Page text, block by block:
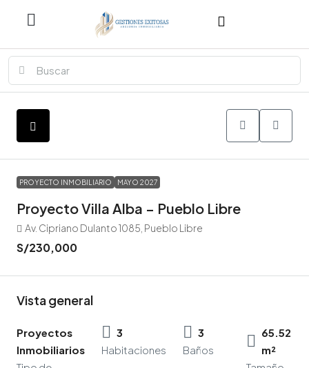
PROYECTO INMOBILIARIO MAYO 2027
Proyecto Villa Alba – Pueblo Libre
Av. Cipriano Dulanto 1085, Pueblo Libre
S/230,000
Vista general
Proyectos
Inmobiliarios
3
Habitaciones
3
Baños
65.52
m²